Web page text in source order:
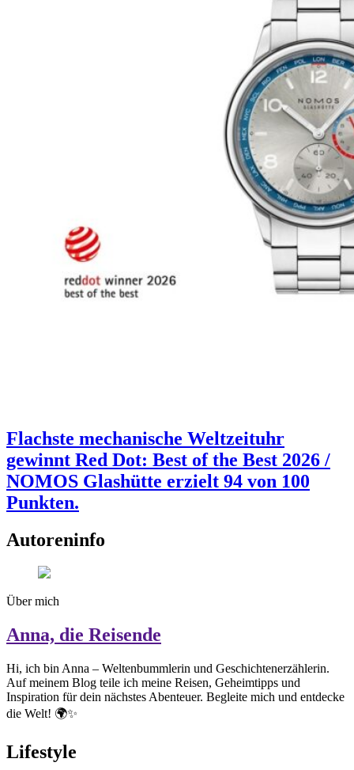
Flachste mechanische Weltzeituhr
gewinnt Red Dot: Best of the Best 2026 /
NOMOS Glashütte erzielt 94 von 100
Punkten.
Autoreninfo
Über mich
Anna, die Reisende
Hi, ich bin Anna – Weltenbummlerin und Geschichtenerzählerin.
Auf meinem Blog teile ich meine Reisen, Geheimtipps und
Inspiration für dein nächstes Abenteuer. Begleite mich und entdecke
die Welt! 🌍✨
Lifestyle